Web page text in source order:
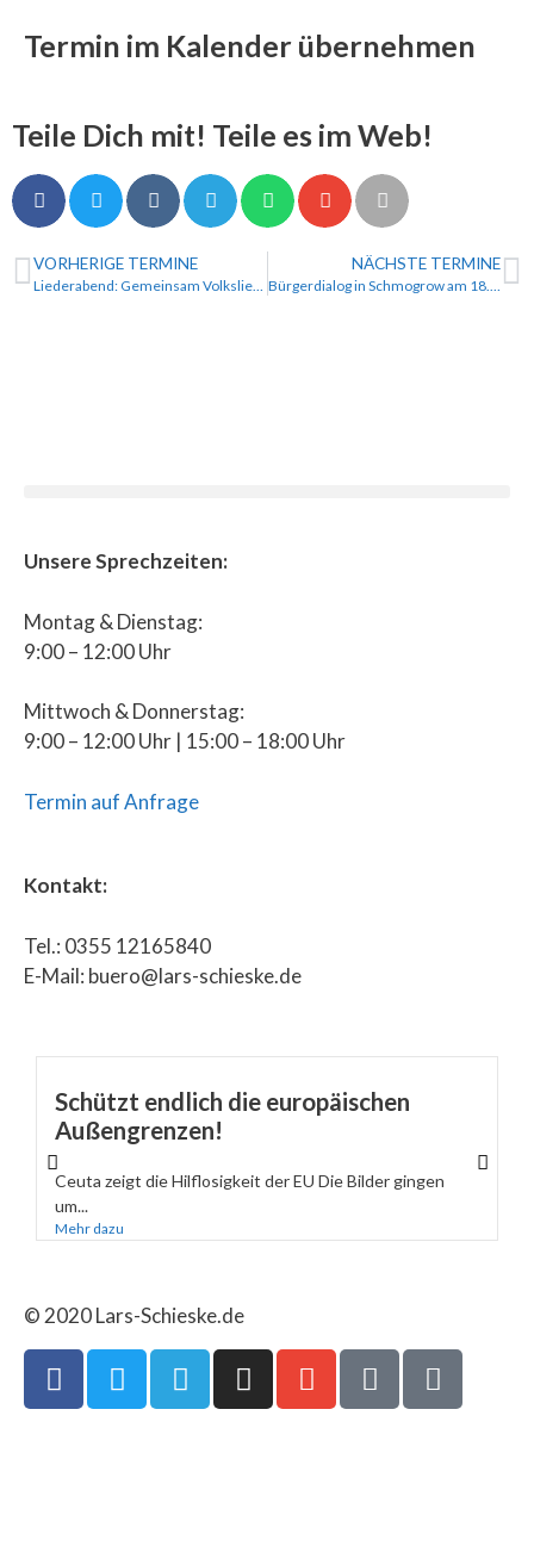
Termin im Kalender übernehmen
Teile Dich mit! Teile es im Web!
VORHERIGE TERMINE NÄCHSTE TERMINE
Unsere Sprechzeiten:
Montag & Dienstag:
9:00 – 12:00 Uhr
Mittwoch & Donnerstag:
9:00 – 12:00 Uhr | 15:00 – 18:00 Uhr
Termin auf Anfrage
Kontakt:
Tel.: 0355 12165840
E-Mail: buero@lars-schieske.de
Schützt endlich die europäischen
Außengrenzen!
Ceuta zeigt die Hilflosigkeit der EU Die Bilder gingen
um...
Mehr dazu
© 2020 Lars-Schieske.de